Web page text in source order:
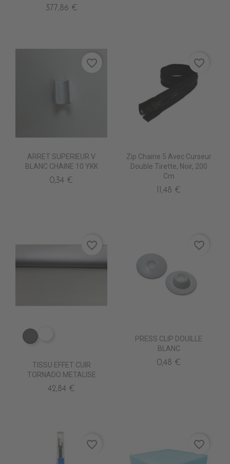
377,86 €
ARRET SUPERIEUR V
BLANC CHAINE 10 YKK
0,34 €
favorite_border
Zip Chaine 5 Avec Curseur
Double Tirette, Noir, 200
Cm
11,48 €
favorite_border
EN3470 PRESTI
TISSU EFFET CUIR
TORNADO METALISE
42,84 €
favorite_border
PRESS CLIP DOUILLE
BLANC
0,48 €
favorite_border
favorite_border favorite_border